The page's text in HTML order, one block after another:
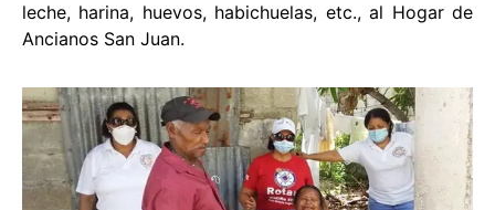
leche, harina, huevos, habichuelas, etc., al Hogar de
Ancianos San Juan.